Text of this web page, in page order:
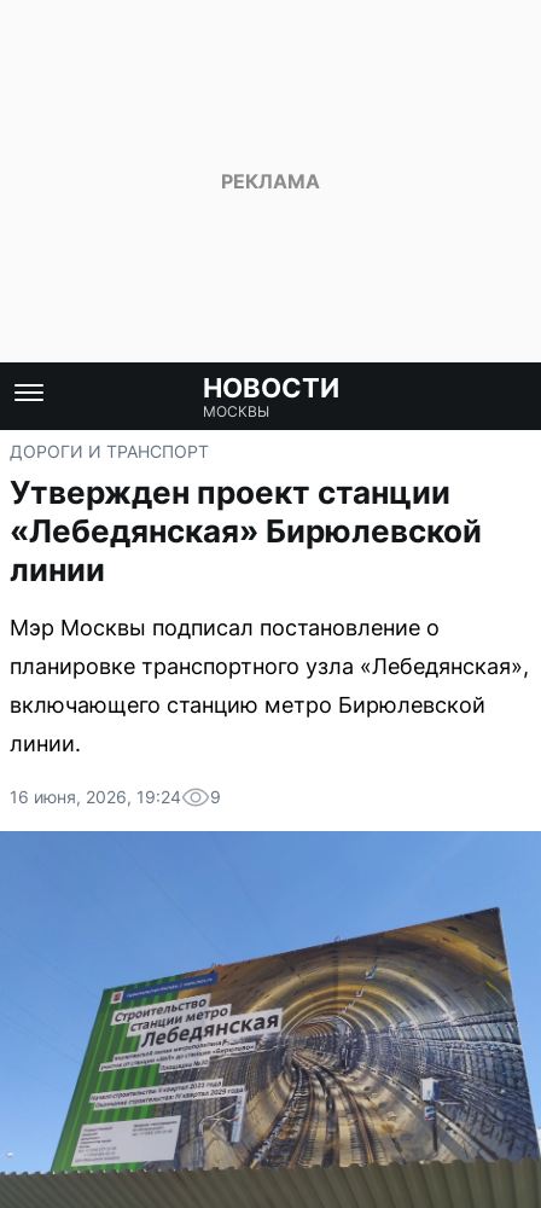
НОВОСТИ
МОСКВЫ
ДОРОГИ И ТРАНСПОРТ
Утвержден проект станции
«Лебедянская» Бирюлевской
линии
Мэр Москвы подписал постановление о
планировке транспортного узла «Лебедянская»,
включающего станцию метро Бирюлевской
линии.
16 июня, 2026, 19:24 9